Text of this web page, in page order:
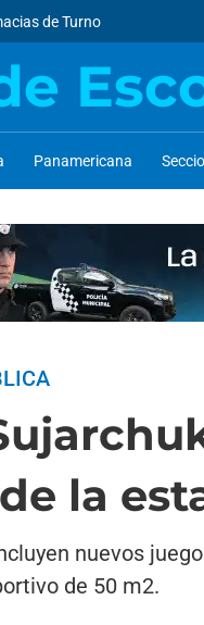
de Turno
Panamericana
la
nuevos
de 50 m2.